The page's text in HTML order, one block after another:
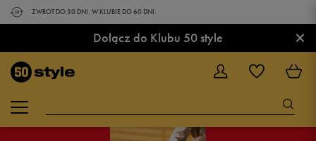
ZWROT DO 30 DNI. W KLUBIE DO 60 DNI.
Dołącz do Klubu 50 style ×